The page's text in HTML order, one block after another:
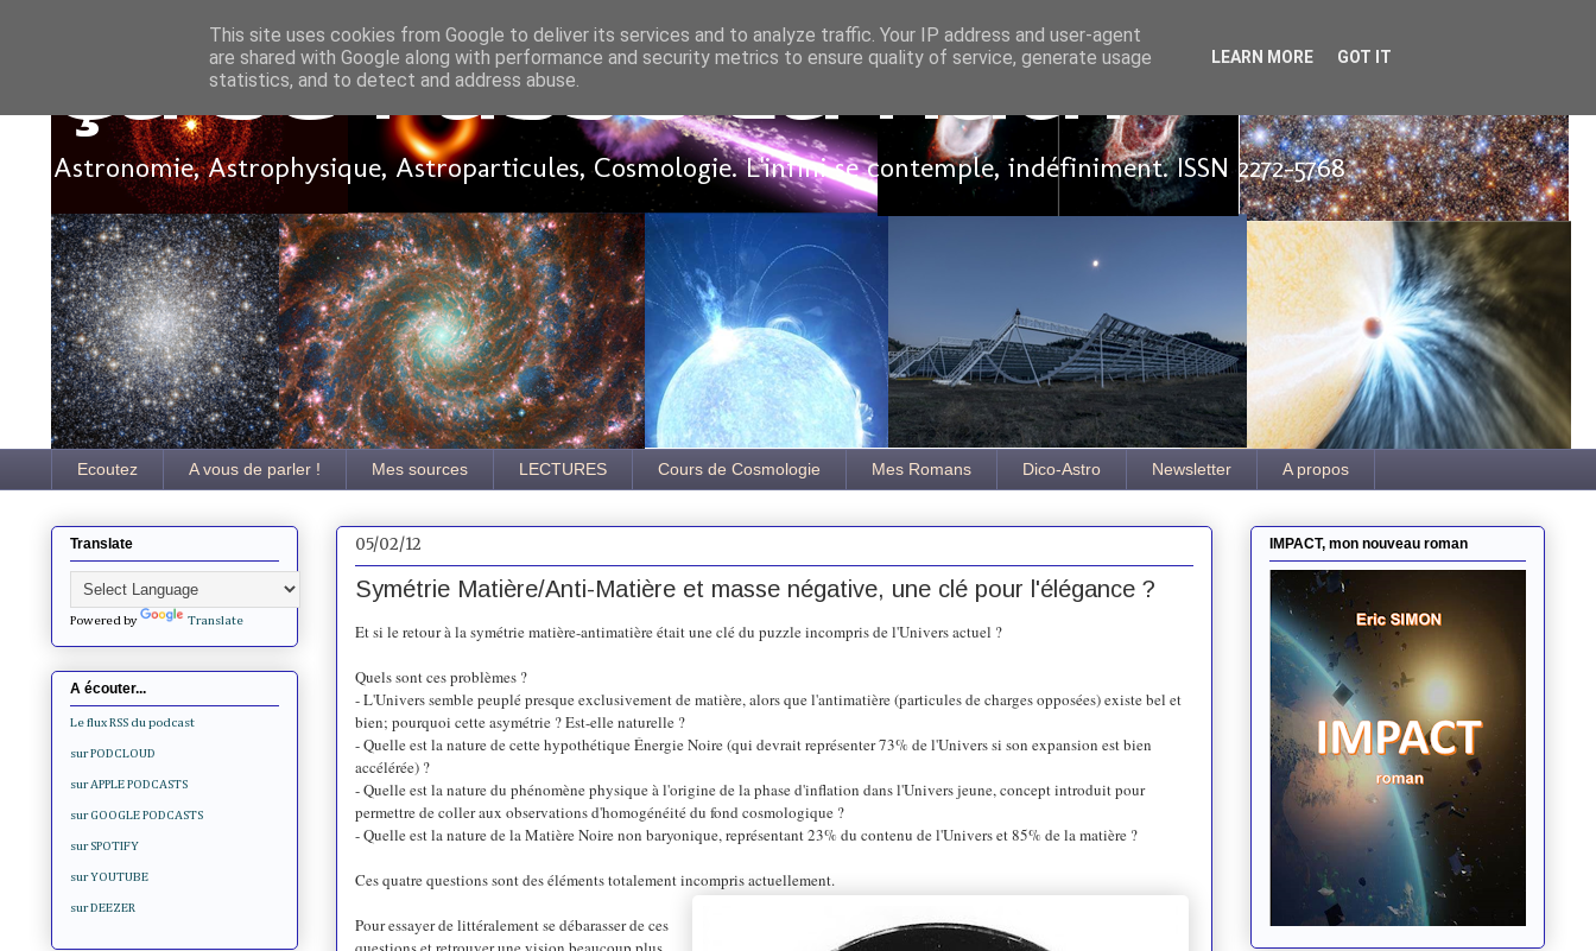
Ça se passe là haut
Astronomie, Astrophysique, Astroparticules, Cosmologie. L'infini se contemple, indéfiniment. ISSN 2272-5768
Ecoutez A vous de parler ! Mes sources LECTURES Cours de Cosmologie Mes Romans Dico-Astro Newsletter A propos
05/02/12
Symétrie Matière/Anti-Matière et masse négative, une clé pour l'élégance ?
Et si le retour à la symétrie matière-antimatière était une clé du puzzle incompris de l'Univers actuel ?
Quels sont ces problèmes ?
- L'Univers semble peuplé presque exclusivement de matière, alors que l'antimatière (particules de charges opposées) existe bel et
bien; pourquoi cette asymétrie ? Est-elle naturelle ?
- Quelle est la nature de cette hypothétique Énergie Noire (qui devrait représenter 73% de l'Univers si son expansion est bien
accélérée) ?
- Quelle est la nature du phénomène physique à l'origine de la phase d'inflation dans l'Univers jeune, concept introduit pour
permettre de coller aux observations d'homogénéité du fond cosmologique ?
- Quelle est la nature de la Matière Noire non baryonique, représentant 23% du contenu de l'Univers et 85% de la matière ?
Ces quatre questions sont des éléments totalement incompris actuellement.
Pour essayer de littéralement se débarasser de ces
Translate
Powered by Translate
A écouter...
Le flux RSS du podcast
sur PODCLOUD
sur APPLE PODCASTS
sur GOOGLE PODCASTS
sur SPOTIFY
sur YOUTUBE
sur DEEZER
IMPACT, mon nouveau roman
This site uses cookies from Google to deliver its services and to analyze traffic. Your IP address and user-agent
are shared with Google along with performance and security metrics to ensure quality of service, generate usage
statistics, and to detect and address abuse.
LEARN MORE GOT IT